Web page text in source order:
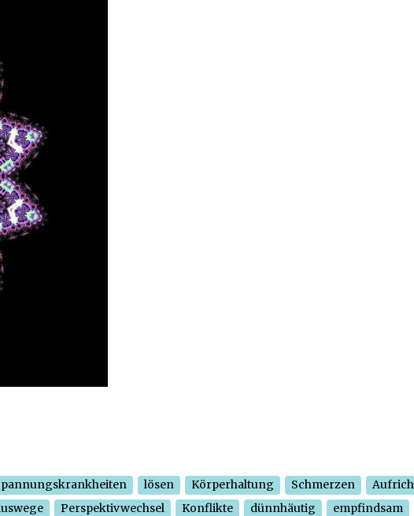
lösen Körperhaltung Schmerzen
Perspektivwechsel Konflikte dünnhäutig empfindsam